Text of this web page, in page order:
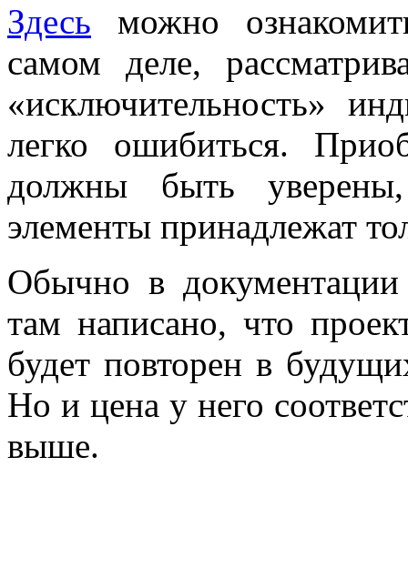
Здесь можно
самом деле,
«исключительность»
легко ошибиться.
должны быть
элементы принадлежат
Обычно в документации
там написано, что
будет повторен в
Но и цена у него
выше.